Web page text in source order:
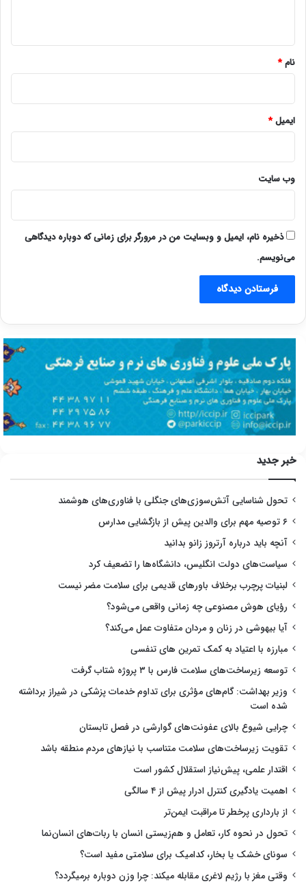
نام*
ایمیل*
وب‌ سایت
ذخیره نام، ایمیل و وبسایت من در مرورگر برای زمانی که دوباره دیدگاهی
می‌نویسم.
خبر جدید
تحول شناسایی آتش‌سوزی‌های جنگلی با فناوری‌های هوشمند
۶ توصیه مهم برای والدین پیش از بازگشایی مدارس
آنچه باید درباره آرتروز زانو بدانید
سیاست‌های دولت انگلیس، دانشگاه‌ها را تضعیف کرد
لبنیات پرچرب برخلاف باورهای قدیمی برای سلامت مضر نیست
رؤیای هوش مصنوعی چه زمانی واقعی می‌شود؟
آیا بیهوشی در زنان و مردان متفاوت عمل می‌کند؟
مبارزه با اعتیاد به کمک تمرین های تنفسی
توسعه زیرساخت‌های سلامت فارس با ۳ پروژه شتاب گرفت
وزیر بهداشت: گام‌های مؤثری برای تداوم خدمات پزشکی در شیراز برداشته
شده است
چرایی شیوع بالای عفونت‌های گوارشی در فصل تابستان
تقویت زیرساخت‌های سلامت متناسب با نیازهای مردم منطقه باشد
اقتدار علمی، پیش‌نیاز استقلال کشور است
اهمیت یادگیری کنترل ادرار پیش از ۴ سالگی
از بارداری پرخطر تا مراقبت ایمن‌تر
تحول در نحوه کار، تعامل و هم‌زیستی انسان با ربات‌های انسان‌نما
سونای خشک یا بخار، کدامیک برای سلامتی مفید است؟
وقتی مغز با رژیم لاغری مقابله میکند: چرا وزن دوباره برمیگردد؟